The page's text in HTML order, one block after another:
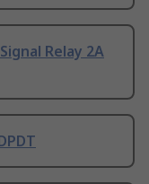
Relay 2A